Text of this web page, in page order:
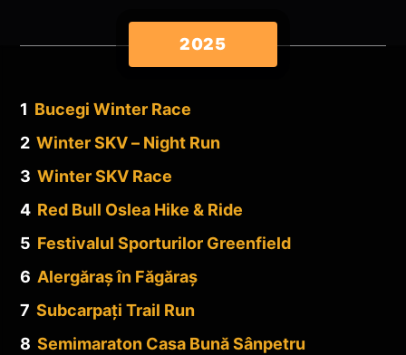
2025
1 Bucegi Winter Race
2 Winter SKV – Night Run
3 Winter SKV Race
4 Red Bull Oslea Hike & Ride
5 Festivalul Sporturilor Greenfield
6 Alergăraș în Făgăraș
7 Subcarpați Trail Run
8 Semimaraton Casa Bună Sânpetru